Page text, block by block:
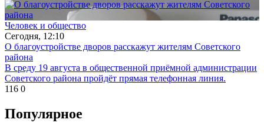
Человек и общество
Сегодня, 12:10
О благоустройстве дворов расскажут жителям Советского
района
В среду 19 августа в общественной приёмной администрации
Советского района пройдёт прямая телефонная линия.
116 0
Популярное